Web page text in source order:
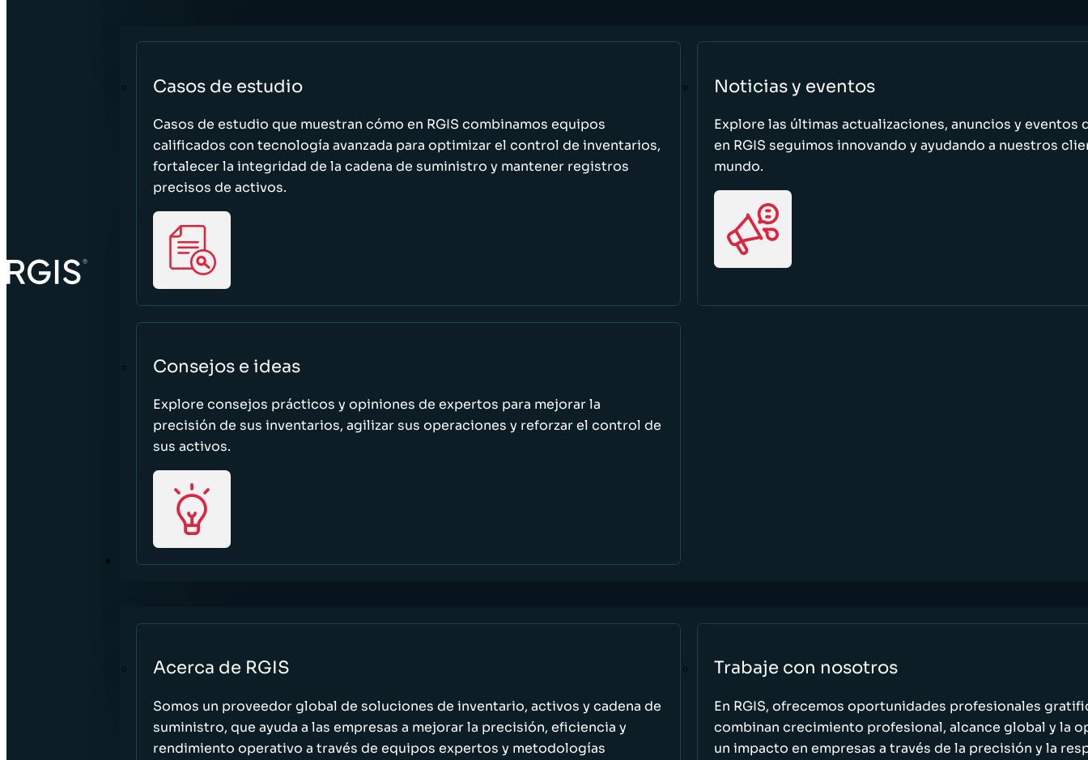
Casos de estudio
Casos de estudio que muestran cómo en RGIS combinamos equipos
calificados con tecnología avanzada para optimizar el control de inventarios,
fortalecer la integridad de la cadena de suministro y mantener registros
precisos de activos.
Noticias y eventos
Explore las últimas actualizaciones, anuncios y eventos
en RGIS seguimos innovando y ayudando a nuestros
mundo.
Consejos e ideas
Explore consejos prácticos y opiniones de expertos para mejorar la
precisión de sus inventarios, agilizar sus operaciones y reforzar el control de
sus activos.
ACERCA DE
Acerca de RGIS
Somos un proveedor global de soluciones de inventario, activos y cadena de
suministro, que ayuda a las empresas a mejorar la precisión, eficiencia y
rendimiento operativo a través de equipos expertos y metodologías
Trabaje con nosotros
En RGIS, ofrecemos oportunidades profesionales
combinan crecimiento profesional, alcance global y la
un impacto en empresas a través de la precisión y la